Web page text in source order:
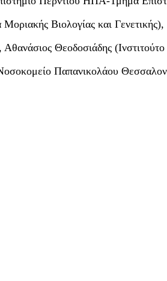
Βιολογίας και Γενετικής),
Θεοδοσιάδης (Ινστιτούτο
Παπανικολάου